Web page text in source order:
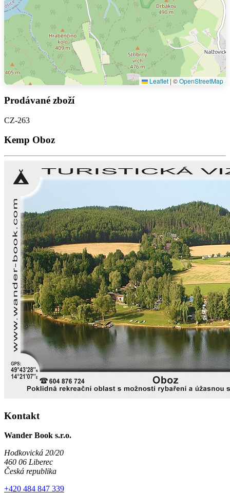
Leaflet | ©OpenStreetMap
Prodávané zboží
CZ-263
Kemp Oboz
Kontakt
Wander Book s.r.o.
Hodkovická 20/20
460 06 Liberec
Česká republika
+420 484 847 339